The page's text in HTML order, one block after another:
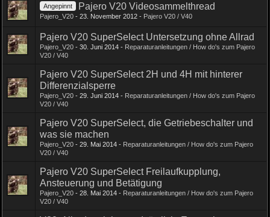
Angepinnt Pajero V20 Videosammelthread
Pajero_V20 - 23. November 2012 - Pajero V20 / V40
Pajero V20 SuperSelect Untersetzung ohne Allrad
Pajero_V20 - 30. Juni 2014 - Reparaturanleitungen / How do's zum Pajero
V20 / V40
Pajero V20 SuperSelect 2H und 4H mit hinterer
Differenzialsperre
Pajero_V20 - 29. Juni 2014 - Reparaturanleitungen / How do's zum Pajero
V20 / V40
Pajero V20 SuperSelect, die Getriebeschalter und
was sie machen
Pajero_V20 - 29. Mai 2014 - Reparaturanleitungen / How do's zum Pajero
V20 / V40
Pajero V20 SuperSelect Freilaufkupplung,
Ansteuerung und Betätigung
Pajero_V20 - 28. Mai 2014 - Reparaturanleitungen / How do's zum Pajero
V20 / V40